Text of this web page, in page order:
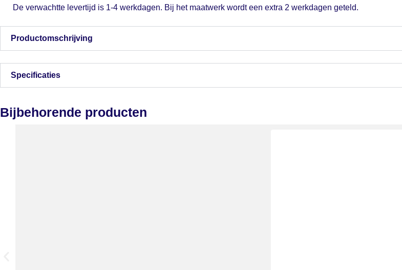
De verwachtte levertijd is 1-4 werkdagen. Bij het maatwerk wordt een extra 2 werkdagen geteld.
Productomschrijving
Specificaties
Bijbehorende producten